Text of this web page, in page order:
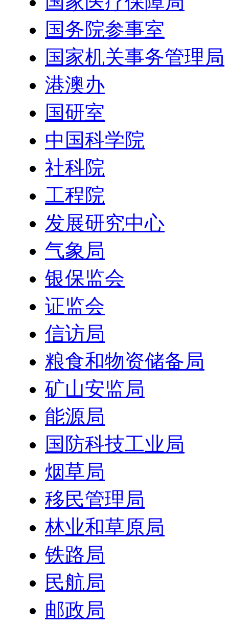
国务院参事室
国家机关事务管理局
港澳办
国研室
中国科学院
社科院
工程院
发展研究中心
气象局
银保监会
证监会
信访局
粮食和物资储备局
矿山安监局
能源局
国防科技工业局
烟草局
移民管理局
林业和草原局
铁路局
民航局
邮政局